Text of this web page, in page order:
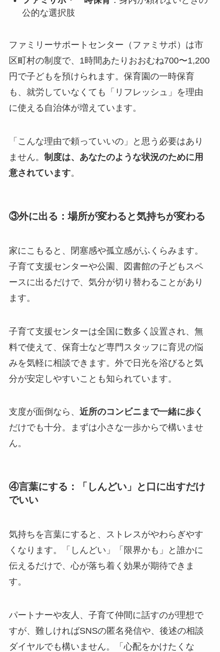
公的な選択肢
ファミリーサポートセンター（ファミサポ）は市
区町村の制度で、1時間あたりおおむね700〜1,200
円で子どもを預けられます。保育園の一時保育
も、就労していなくても「リフレッシュ」を理由
に使える自治体が増えています。
「こんな理由で頼っていいの」と思う必要はあり
ません。 制度は、あなたのような状況のために用
意されています。
③外に出る：場所が変わると気持ちが変わる
家にこもると、閉塞感や孤立感がふくらみます。
子育て支援センターや公園、図書館の子どもスペ
ースに出るだけで、気分が切り替わることがあり
ます。
子育て支援センターは全国に数多く設置され、無
料で使えて、保育士など専門スタッフに育児の悩
みを気軽に相談できます。外で日光を浴びると気
分が安定しやすいことも知られています。
支度が面倒なら、 近所のコンビニまで一緒に歩く
だけでも十分。まずは小さな一歩からで構いませ
ん。
④言葉にする：「しんどい」と口に出すだけ
でいい
気持ちを言葉にすると、ストレスがやわらぎやす
くなります。「しんどい」「限界かも」と誰かに
伝えるだけで、心が落ち着く効果が期待できま
す。
パートナーや友人、子育て仲間に話すのが理想で
すが、難しければSNSの匿名発信や、後述の相談
ダイヤルでも構いません。「心配をかけたくな